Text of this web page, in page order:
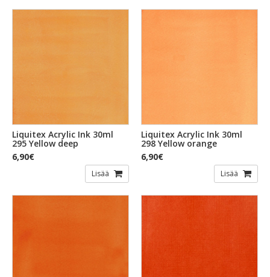
Liquitex Acrylic Ink 30ml
295 Yellow deep
6,90€
Lisää
Liquitex Acrylic Ink 30ml
298 Yellow orange
6,90€
Lisää